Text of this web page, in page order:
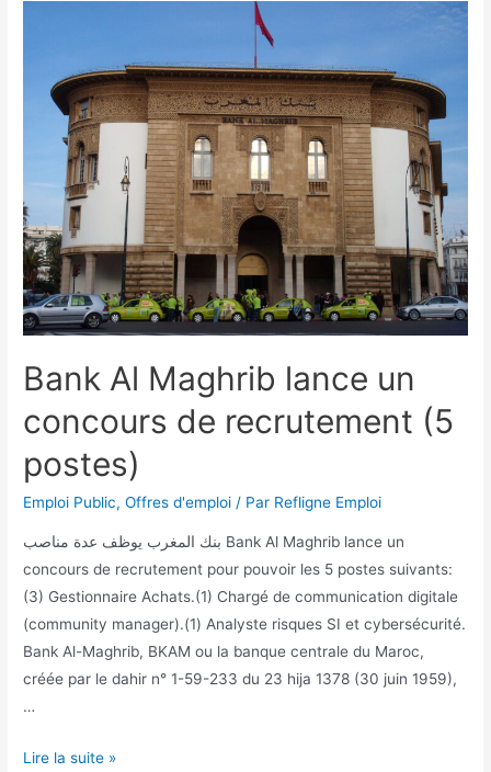
Bank Al Maghrib lance un
concours de recrutement (5
postes)
Emploi Public,Offres d'emploi / Par Refligne Emploi
بنك المغرب يوظف عدة مناصب Bank Al Maghrib lance un
concours de recrutement pour pouvoir les 5 postes suivants:
(3) Gestionnaire Achats.(1) Chargé de communication digitale
(community manager).(1) Analyste risques SI et cybersécurité.
Bank Al-Maghrib, BKAM ou la banque centrale du Maroc,
créée par le dahir n° 1-59-233 du 23 hija 1378 (30 juin 1959),
…
Lire la suite »